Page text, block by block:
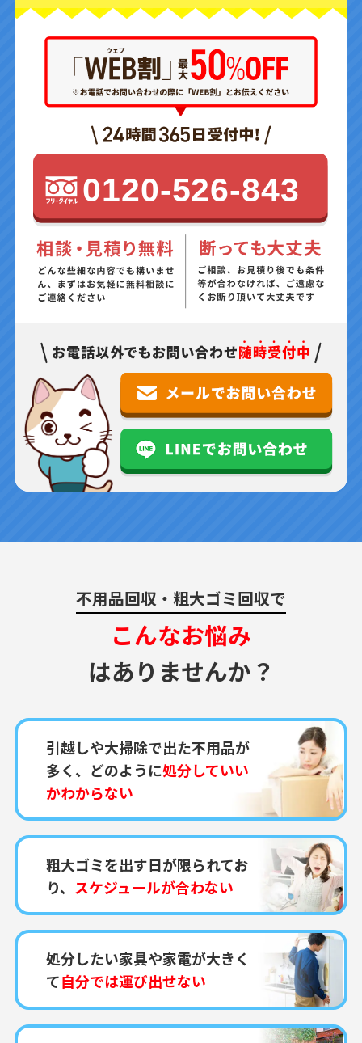
0120-526-843
不用品回収・粗大ゴミ回収で
こんなお悩み
はありませんか？
引越しや大掃除で出た不用品が
多く、どのように処分していい
かわからない
粗大ゴミを出す日が限られてお
り、 スケジュールが合わない
処分したい家具や家電が大きく
て自分では運び出せない